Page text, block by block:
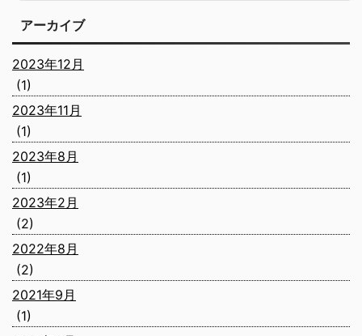
アーカイブ
2023年12月
(1)
2023年11月
(1)
2023年8月
(1)
2023年2月
(2)
2022年8月
(2)
2021年9月
(1)